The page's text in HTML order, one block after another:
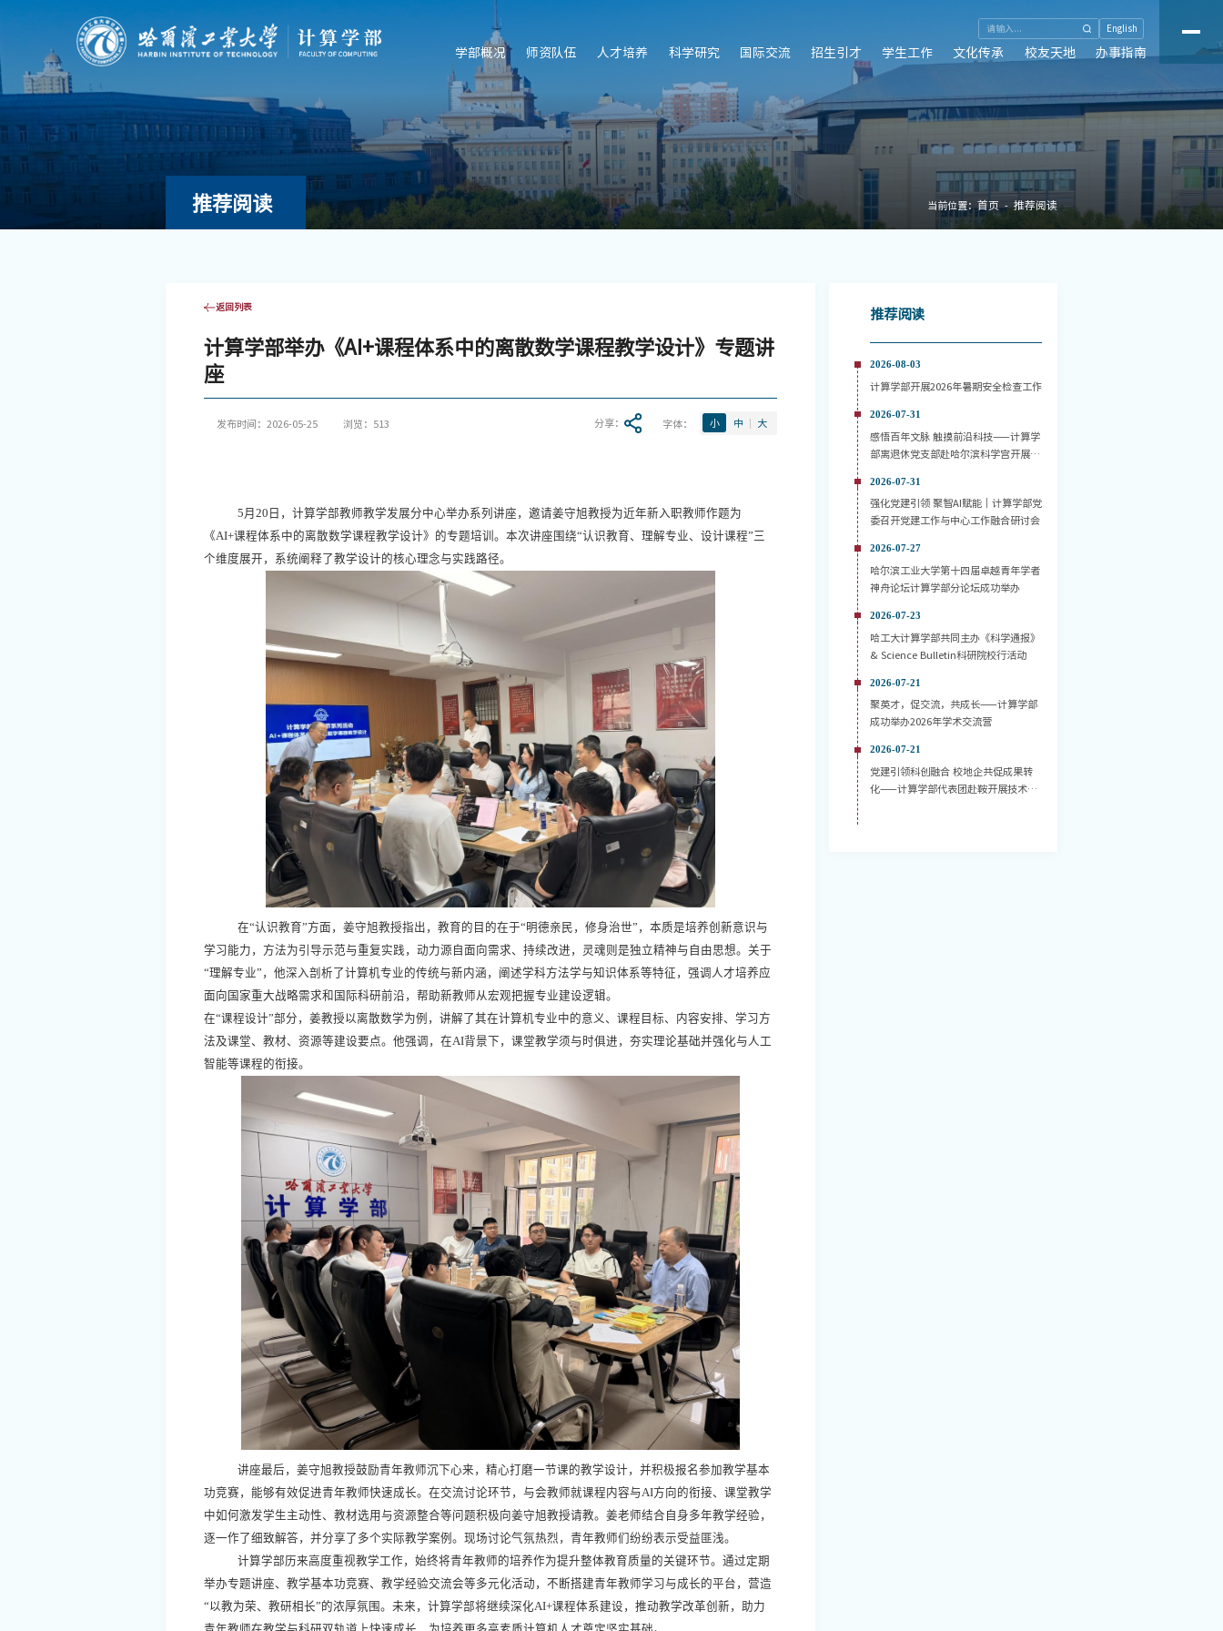
English
学部概况 师资队伍 人才培养 科学研究 国际交流 招生引才 学生工作 文化传承 校友天地 办事指南
推荐阅读 当前位置：首页 推荐阅读
返回列表
计算学部举办《AI+课程体系中的离散数学课程教学设计》专题讲
座
发布时间：2026-05-25 浏览： 513 分享： 字体： 小 中 大
5 月20 日，计算学部教师教学发展分中心举办系列讲座，邀请姜守旭教授为近年新入职教师作题为
《AI+课程体系中的离散数学课程教学设计》的专题培训。本次讲座围绕“认识教育、理解专业、设计课程”三
个维度展开，系统阐释了教学设计的核心理念与实践路径。
在“认识教育”方面，姜守旭教授指出，教育的目的在于“明德亲民，修身治世”，本质是培养创新意识与
学习能力，方法为引导示范与重复实践，动力源自面向需求、持续改进，灵魂则是独立精神与自由思想。关于
“理解专业”，他深入剖析了计算机专业的传统与新内涵，阐述学科方法学与知识体系等特征，强调人才培养应
面向国家重大战略需求和国际科研前沿，帮助新教师从宏观把握专业建设逻辑。
在“课程设计”部分，姜教授以离散数学为例，讲解了其在计算机专业中的意义、课程目标、内容安排、学习方
法及课堂、教材、资源等建设要点。他强调，在AI背景下，课堂教学须与时俱进，夯实理论基础并强化与人工
智能等课程的衔接。
讲座最后，姜守旭教授鼓励青年教师沉下心来，精心打磨一节课的教学设计，并积极报名参加教学基本
功竞赛，能够有效促进青年教师快速成长。在交流讨论环节，与会教师就课程内容与AI方向的衔接、课堂教学
中如何激发学生主动性、教材选用与资源整合等问题积极向姜守旭教授请教。姜老师结合自身多年教学经验，
逐一作了细致解答，并分享了多个实际教学案例。现场讨论气氛热烈，青年教师们纷纷表示受益匪浅。
计算学部历来高度重视教学工作，始终将青年教师的培养作为提升整体教育质量的关键环节。通过定期
举办专题讲座、教学基本功竞赛、教学经验交流会等多元化活动，不断搭建青年教师学习与成长的平台，营造
“以教为荣、教研相长”的浓厚氛围。未来，计算学部将继续深化AI+课程体系建设，推动教学改革创新，助力
推荐阅读
2026-08-03
计算学部开展2026年暑期安全检查工作
2026-07-31
感悟百年文脉 触摸前沿科技——计算学
部离退休党支部赴哈尔滨科学宫开展主
2026-07-31
强化党建引领 聚智AI赋能｜计算学部党
委召开党建工作与中心工作融合研讨会
2026-07-27
哈尔滨工业大学第十四届卓越青年学者
神舟论坛计算学部分论坛成功举办
2026-07-23
哈工大计算学部共同主办《科学通报》
& Science Bulletin科研院校行活动
2026-07-21
聚英才，促交流，共成长——计算学部
成功举办2026年学术交流营
2026-07-21
党建引领科创融合 校地企共促成果转
化——计算学部代表团赴鞍开展技术对